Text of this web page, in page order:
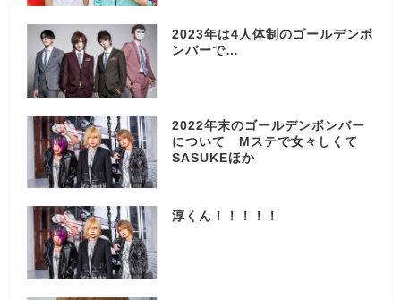
2023年は4人体制のゴールデンボ
ンバーで…
2022年末のゴールデンボンバー
について Mステで女々しくて
SASUKEほか
淳くん！！！！！